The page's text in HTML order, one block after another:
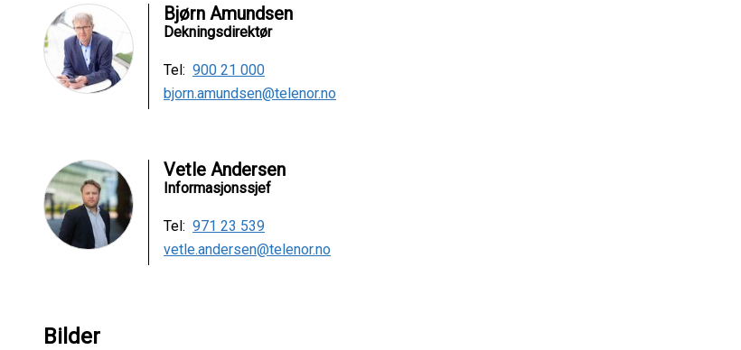
Bjørn Amundsen
Dekningsdirektør
Tel: 900 21 000
bjorn.amundsen@telenor.no
Vetle Andersen
Informasjonssjef
Tel: 971 23 539
vetle.andersen@telenor.no
Bilder